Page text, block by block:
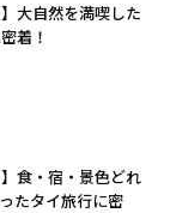
大自然を満喫した
着！
食・宿・景色どれ
たタイ旅行に密